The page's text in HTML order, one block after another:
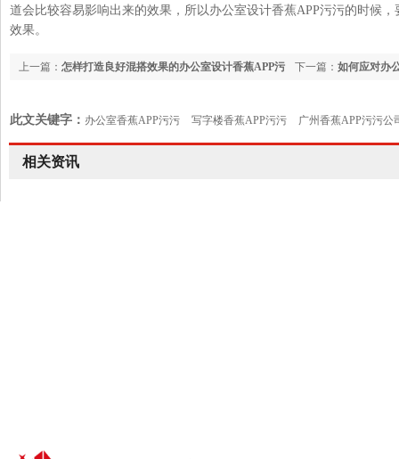
道会比较容易影响出来的效果，所以办公室设计香蕉APP污污的时候
效果。
下一篇： 如何应对办
上一篇： 怎样打造良好混搭效果的办公室设计香蕉APP污
此文关键字： 办公室香蕉APP污污 写字楼香蕉APP污污 广州香蕉APP污污公
室设计
相关资讯